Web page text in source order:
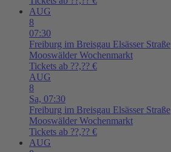
AUG
8
07:30
Freiburg im Breisgau Elsässer Straße
Mooswälder Wochenmarkt
Tickets ab ??,?? €
AUG
8
Sa, 07:30
Freiburg im Breisgau Elsässer Straße
Mooswälder Wochenmarkt
Tickets ab ??,?? €
AUG